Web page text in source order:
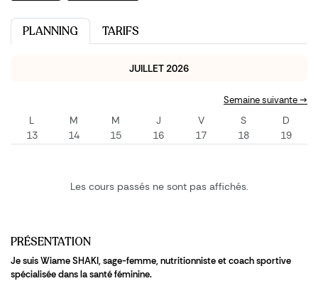
PLANNING TARIFS
JUILLET 2026
Semaine suivante →
L
13
M
14
M
15
J
16
V
17
S
18
D
19
Les cours passés ne sont pas affichés.
PRÉSENTATION
Je suis Wiame SHAKI, sage-femme, nutritionniste et coach sportive
spécialisée dans la santé féminine.